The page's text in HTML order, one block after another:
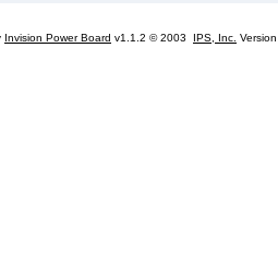
Invision Power Board v1.1.2 © 2003 IPS, Inc.